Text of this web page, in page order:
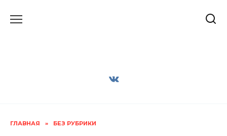
ГЛАВНАЯ » БЕЗ РУБРИКИ